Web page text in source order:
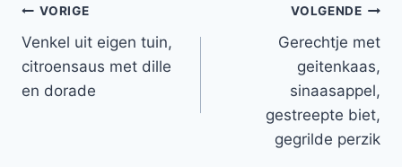
Bericht
navigatie
VORIGE
Venkel uit eigen tuin,
citroensaus met dille
en dorade
VOLGENDE
Gerechtje met
geitenkaas,
sinaasappel,
gestreepte biet,
gegrilde perzik